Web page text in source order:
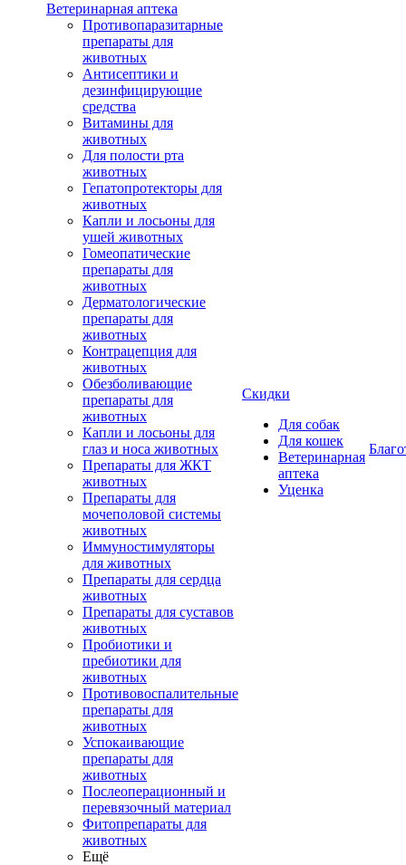
Ветеринарная аптека
Противопаразитарные
препараты для
животных
Антисептики и
дезинфицирующие
средства
Витамины для
животных
Для полости рта
животных
Гепатопротекторы для
животных
Капли и лосьоны для
ушей животных
Гомеопатические
препараты для
животных
Дерматологические
препараты для
животных
Контрацепция для
животных
Обезболивающие
препараты для
животных
Капли и лосьоны для
глаз и носа животных
Препараты для ЖКТ
животных
Препараты для
мочеполовой системы
животных
Иммуностимуляторы
для животных
Препараты для сердца
животных
Препараты для суставов
животных
Пробиотики и
пребиотики для
животных
Противовоспалительные
препараты для
животных
Успокаивающие
препараты для
животных
Послеоперационный и
перевязочный материал
Фитопрепараты для
животных
Ещё
Скидки
Для собак
Для кошек
Ветеринарная
аптека
Уценка